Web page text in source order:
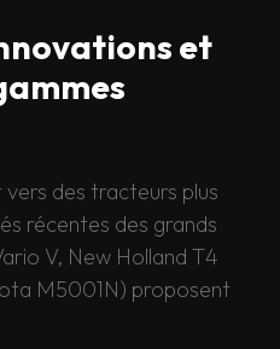
et
des tracteurs plus
récentes des grands
V, New Holland T4
M5001N) proposent